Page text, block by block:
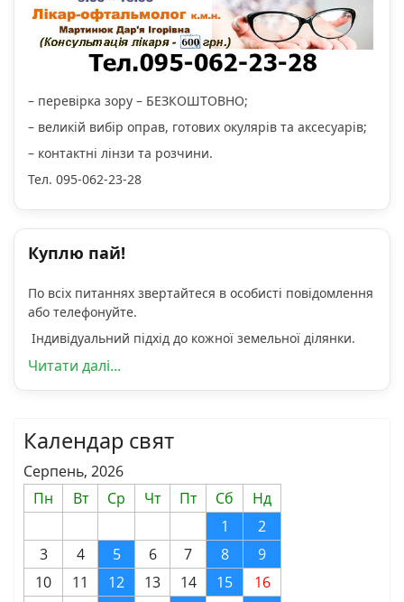
– перевірка зору – БЕЗКОШТОВНО;
– великій вибір оправ, готових окулярів та аксесуарів;
– контактні лінзи та розчини.
Тел. 095-062-23-28
Куплю пай!
По всіх питаннях звертайтеся в особисті повідомлення
або телефонуйте.
Індивідуальний підхід до кожної земельної ділянки.
Читати далі...
Календар свят
Серпень, 2026
Пн
Вт Ср Чт Пт Сб
Нд
1
2
3
4 5 6 7 8
9
10
11 12 13 14 15
16